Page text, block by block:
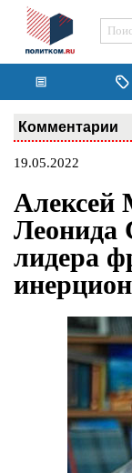
Комментарии
19.05.2022
Алексей
Леонида
лидера